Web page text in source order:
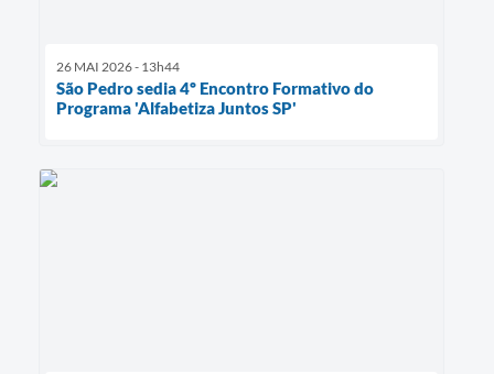
26 MAI 2026 - 13h44
São Pedro sedia 4º Encontro Formativo do
Programa 'Alfabetiza Juntos SP'